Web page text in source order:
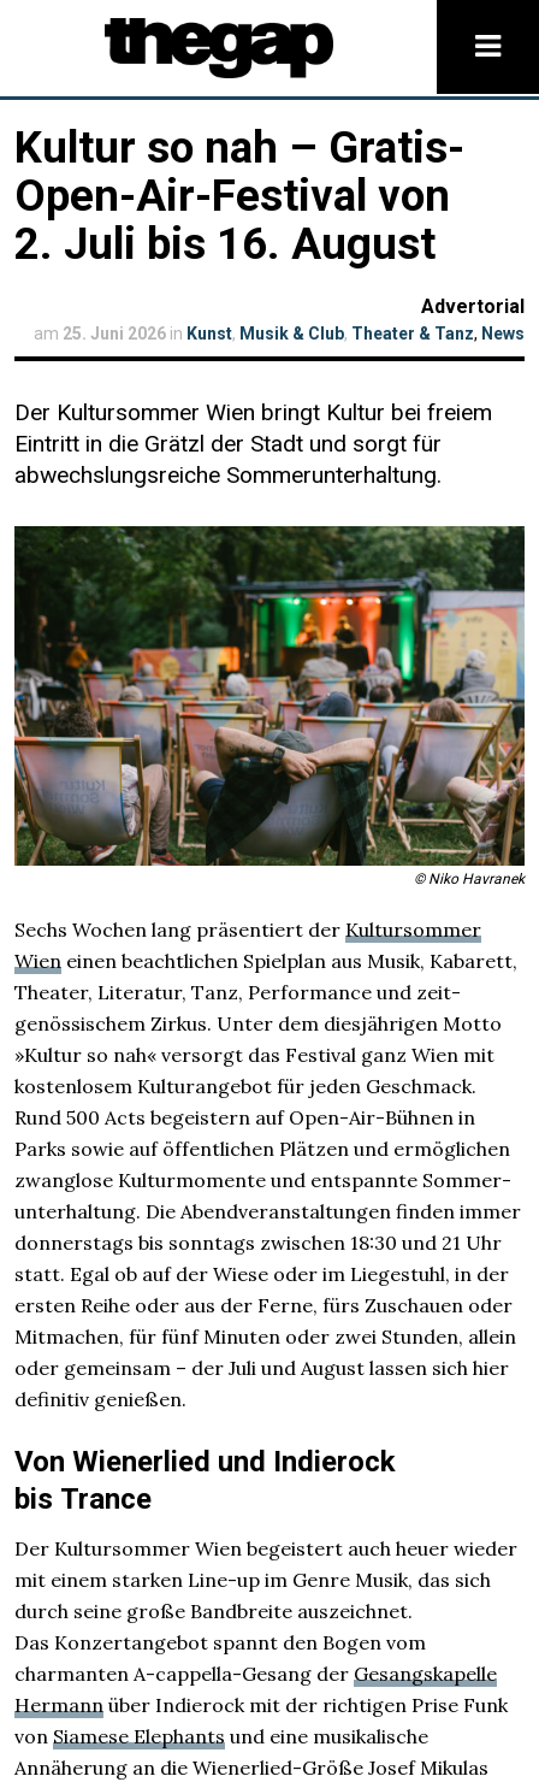
Kultur so nah – Gratis-
Open-Air-Festival von
2. Juli bis 16. August
Advertorial
am 25. Juni 2026 in Kunst, Musik & Club, Theater & Tanz, News
Der Kultursommer Wien bringt Kultur bei freiem
Eintritt in die Grätzl der Stadt und sorgt für
abwechslungs­reiche Sommer­unterhaltung.
© Niko Havranek
Sechs Wochen lang präsentiert der Kultursommer
Wien einen beachtlichen Spielplan aus Musik, Kabarett,
Theater, Literatur, Tanz, Performance und zeit­
genössischem Zirkus. Unter dem dies­jährigen Motto
»Kultur so nah« versorgt das Festival ganz Wien mit
kosten­losem Kultur­angebot für jeden Geschmack.
Rund 500 Acts begeistern auf Open-Air-Bühnen in
Parks sowie auf öffentlichen Plätzen und ermöglichen
zwanglose Kultur­momente und entspannte Sommer­
unterhaltung. Die Abend­veranstaltungen finden immer
donnerstags bis sonntags zwischen 18:30 und 21 Uhr
statt. Egal ob auf der Wiese oder im Liegestuhl, in der
ersten Reihe oder aus der Ferne, fürs Zuschauen oder
Mitmachen, für fünf Minuten oder zwei Stunden, allein
oder gemeinsam – der Juli und August lassen sich hier
definitiv genießen.
Von Wienerlied und Indierock
bis Trance
Der Kultursommer Wien begeistert auch heuer wieder
mit einem starken Line-up im Genre Musik, das sich
durch seine große Band­breite auszeichnet.
Das Konzert­angebot spannt den Bogen vom
charmanten A-cappella-Gesang der Gesangskapelle
Hermann über Indierock mit der richtigen Prise Funk
von Siamese Elephants und eine musikalische
Annäherung an die Wiener­lied-Größe Josef Mikulas